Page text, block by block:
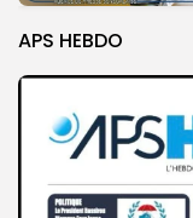
APS HEBDO